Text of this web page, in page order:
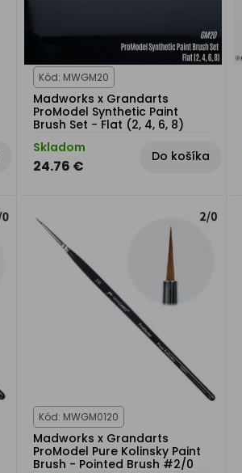
Kód: MWGM20
Madworks x Grandarts
ProModel Synthetic Paint
Brush Set - Flat (2, 4, 6, 8)
Skladom
24.76 €
Do košíka
Kód: MWGM0120
Madworks x Grandarts
ProModel Pure Kolinsky Paint
Brush - Pointed Brush #2/0